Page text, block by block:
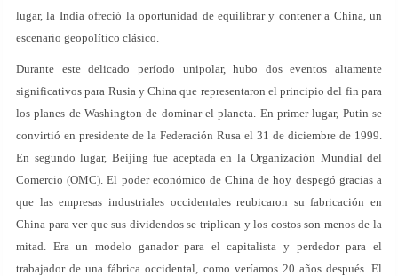
lugar, la India ofreció la oportunidad de equilibrar y contener a China, un
escenario geopolítico clásico.
Durante este delicado período unipolar, hubo dos eventos altamente
significativos para Rusia y China que representaron el principio del fin para
los planes de Washington de dominar el planeta. En primer lugar, Putin se
convirtió en presidente de la Federación Rusa el 31 de diciembre de 1999.
En segundo lugar, Beijing fue aceptada en la Organización Mundial del
Comercio (OMC). El poder económico de China de hoy despegó gracias a
que las empresas industriales occidentales reubicaron su fabricación en
China para ver que sus dividendos se triplican y los costos son menos de la
mitad. Era un modelo ganador para el capitalista y perdedor para el
trabajador de una fábrica occidental, como veríamos 20 años después. El